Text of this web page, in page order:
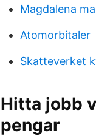
Magdalena
Atomorbitaler
Skatteverket
Hitta jobb
pengar